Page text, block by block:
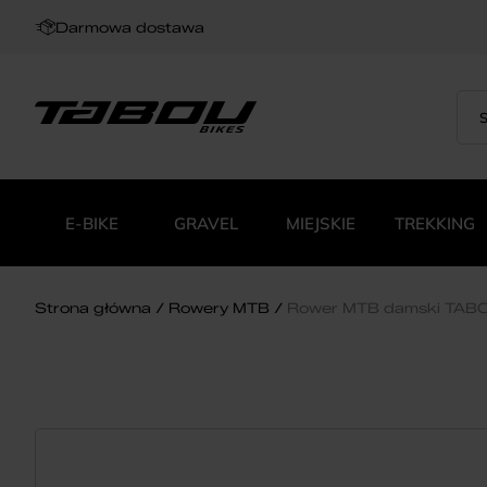
Darmowa dostawa
E-BIKE GRAVEL MIEJSKIE TREKKING
Strona główna Rowery MTB Rower MTB damski